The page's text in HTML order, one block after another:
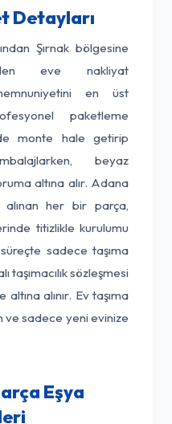
Detayları
Şırnak bölgesine
eve nakliyat
en üst
paketleme
de monte hale getirip
beyaz
altına alır. Adana
alınan her bir parça,
titizlikle kurulumu
sadece taşıma
taşımacılık sözleşmesi
altına alınır. Ev taşıma
ve sadece yeni evinize
Eşya